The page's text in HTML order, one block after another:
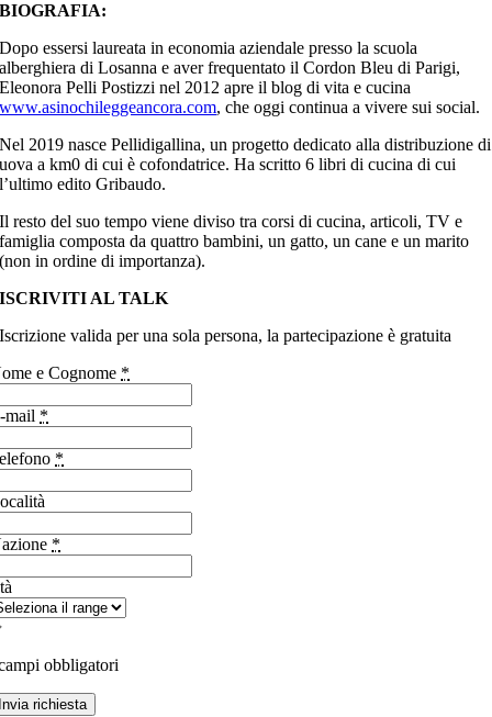
BIOGRAFIA:
Dopo essersi laureata in economia aziendale presso la scuola
alberghiera di Losanna e aver frequentato il Cordon Bleu di Parigi,
Eleonora Pelli Postizzi nel 2012 apre il blog di vita e cucina
www.asinochileggeancora.com, che oggi continua a vivere sui social.
Nel 2019 nasce Pellidigallina, un progetto dedicato alla distribuzione di
uova a km0 di cui è cofondatrice. Ha scritto 6 libri di cucina di cui
l’ultimo edito Gribaudo.
Il resto del suo tempo viene diviso tra corsi di cucina, articoli, TV e
famiglia composta da quattro bambini, un gatto, un cane e un marito
(non in ordine di importanza).
ISCRIVITI AL TALK
Iscrizione valida per una sola persona, la partecipazione è gratuita
e Cognome *
mail *
*
*
obbligatori
richiesta